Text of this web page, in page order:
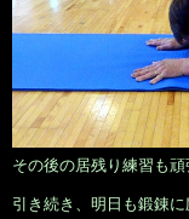
その後の居残り練習も頑
引き続き、明日も鍛錬に